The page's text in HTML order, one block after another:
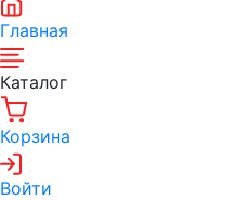
Главная
Каталог
Корзина
Войти